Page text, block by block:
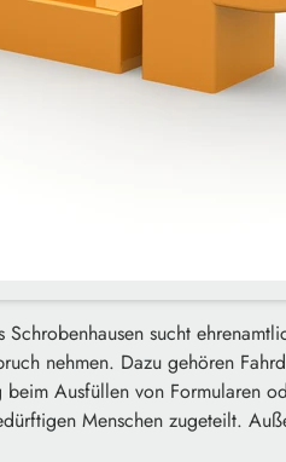
sucht
nehmen. Dazu gehören
Ausfüllen von Formularen
Menschen zugeteilt.